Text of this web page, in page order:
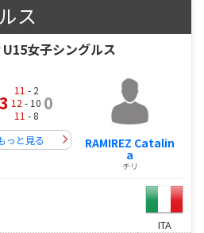
ス
U15女子シングルス
3
11 - 2
12 - 10
11 - 8
0
っと見る RAMIREZ Catalin
a
チリ
ITA